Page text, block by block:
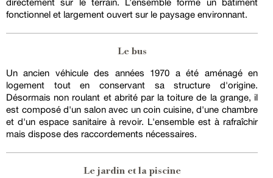
directement sur le terrain. L’ensemble forme un bâtiment
fonctionnel et largement ouvert sur le paysage environnant.
Le bus
Un ancien véhicule des années 1970 a été aménagé en
logement tout en conservant sa structure d'origine.
Désormais non roulant et abrité par la toiture de la grange, il
est composé d'un salon avec un coin cuisine, d'une chambre
et d'un espace sanitaire à revoir. L'ensemble est à rafraîchir
mais dispose des raccordements nécessaires.
Le jardin et la piscine